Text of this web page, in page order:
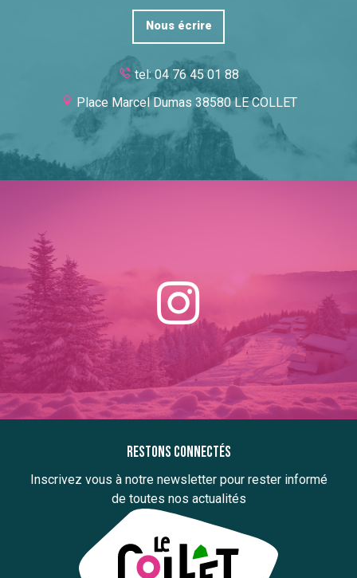
Nous écrire
tel: 04 76 45 01 88
Place Marcel Dumas 38580 LE COLLET
Restons connectés
Inscrivez vous à notre newsletter pour rester informé
de toutes nos actualités